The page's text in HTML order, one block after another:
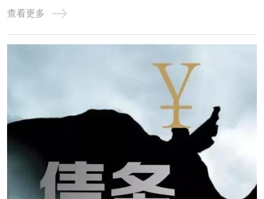
贷款。达到大幅降低月供压力，减少利息支出，优化征信，
恢复正常生活的过程。一、直接做信贷置换小贷网贷这种适
查看更多